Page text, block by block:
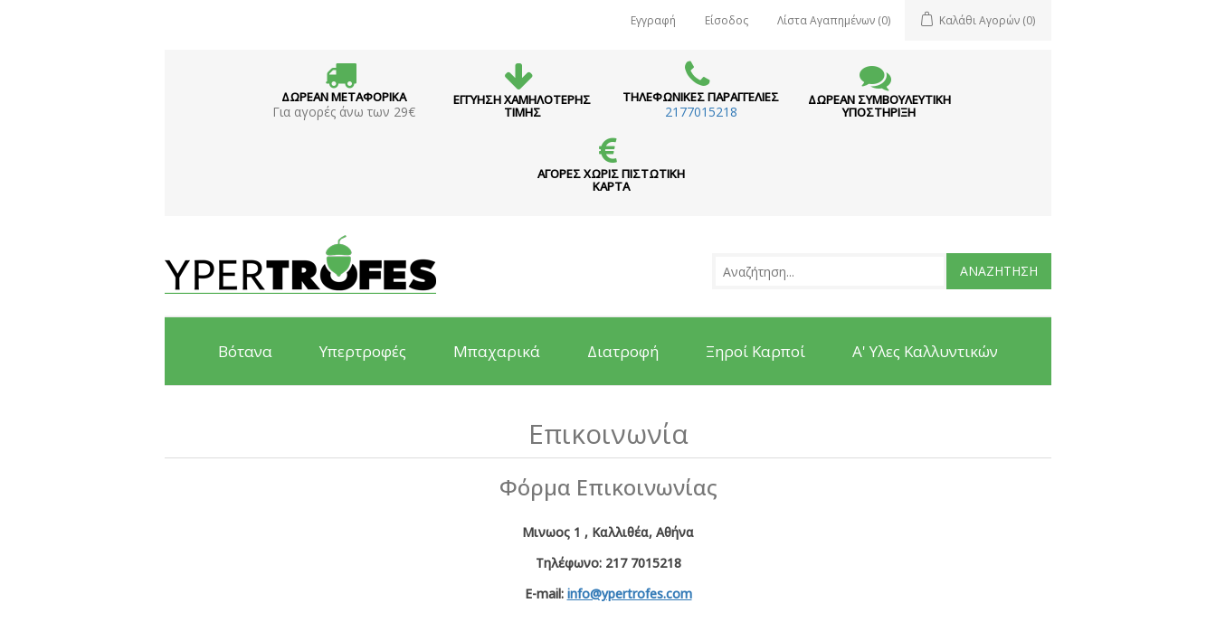
Εγγραφή Είσοδος Λίστα Αγαπημένων (0) Καλάθι Αγορών (0)
ΔΩΡΕΑΝ ΜΕΤΑΦΟΡΙΚΑ
Για αγορές άνω των 29€
ΕΓΓΥΗΣΗ ΧΑΜΗΛΟΤΕΡΗΣ
ΤΙΜΗΣ
ΤΗΛΕΦΩΝΙΚΕΣ ΠΑΡΑΓΓΕΛΙΕΣ
2177015218
ΔΩΡΕΑΝ ΣΥΜΒΟΥΛΕΥΤΙΚΗ
ΥΠΟΣΤΗΡΙΞΗ
ΑΓΟΡΕΣ ΧΩΡΙΣ ΠΙΣΤΩΤΙΚΗ
ΚΑΡΤΑ
Βότανα Υπερτροφές Μπαχαρικά Διατροφή Ξηροί Καρποί Α' Υλες Καλλυντικών
Επικοινωνία
Φόρμα Επικοινωνίας
Μινωος 1 , Καλλιθέα, Αθήνα
Τηλέφωνο: 217 7015218
E-mail: info@ypertrofes.com